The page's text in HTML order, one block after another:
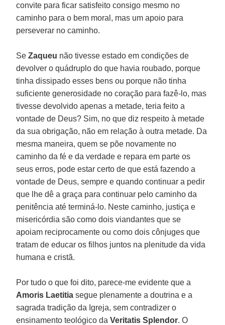
convite para ficar satisfeito consigo mesmo no
caminho para o bem moral, mas um apoio para
perseverar no caminho.
SeZaqueu não tivesse estado em condições de
devolver o quádruplo do que havia roubado, porque
tinha dissipado esses bens ou porque não tinha
suficiente generosidade no coração para fazê-lo, mas
tivesse devolvido apenas a metade, teria feito a
vontade de Deus? Sim, no que diz respeito à metade
da sua obrigação, não em relação à outra metade. Da
mesma maneira, quem se põe novamente no
caminho da fé e da verdade e repara em parte os
seus erros, pode estar certo de que está fazendo a
vontade de Deus, sempre e quando continuar a pedir
que lhe dê a graça para continuar pelo caminho da
penitência até terminá-lo. Neste caminho, justiça e
misericórdia são como dois viandantes que se
apoiam reciprocamente ou como dois cônjuges que
tratam de educar os filhos juntos na plenitude da vida
humana e cristã.
Por tudo o que foi dito, parece-me evidente que a
Amoris Laetitia segue plenamente a doutrina e a
sagrada tradição da Igreja, sem contradizer o
ensinamento teológico daVeritatis Splendor. O